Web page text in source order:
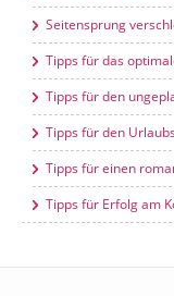
Seitensprung
Tipps für das
Tipps für den
Tipps für den
Tipps für einen
Tipps für Erfolg am